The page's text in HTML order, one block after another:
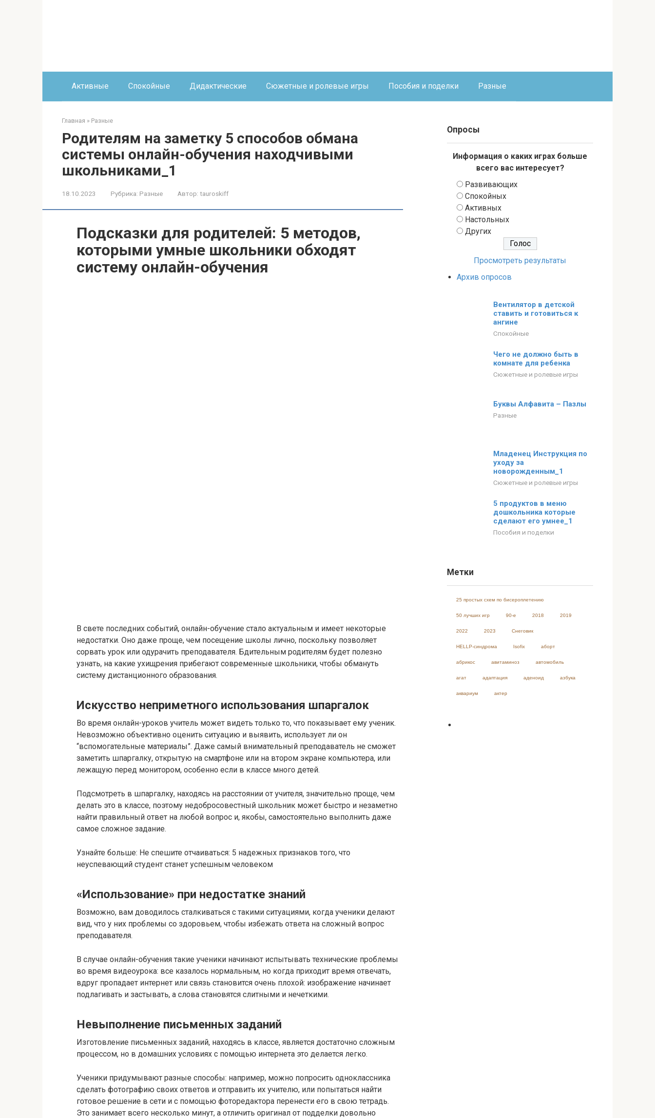
Активные Спокойные Дидактические Сюжетные и ролевые игры Пособия и поделки Разные
Главная » Разные
Родителям на заметку 5 способов обмана
системы онлайн-обучения находчивыми
школьниками_1
18.10.2023 Рубрика: Разные Автор: tauroskiff
Подсказки для родителей: 5 методов,
которыми умные школьники обходят
систему онлайн-обучения
В свете последних событий, онлайн-обучение стало актуальным и имеет некоторые
недостатки. Оно даже проще, чем посещение школы лично, поскольку позволяет
сорвать урок или одурачить преподавателя. Бдительным родителям будет полезно
узнать, на какие ухищрения прибегают современные школьники, чтобы обмануть
систему дистанционного образования.
Искусство неприметного использования шпаргалок
Во время онлайн-уроков учитель может видеть только то, что показывает ему ученик.
Невозможно объективно оценить ситуацию и выявить, использует ли он
“вспомогательные материалы”. Даже самый внимательный преподаватель не сможет
заметить шпаргалку, открытую на смартфоне или на втором экране компьютера, или
лежащую перед монитором, особенно если в классе много детей.
Подсмотреть в шпаргалку, находясь на расстоянии от учителя, значительно проще, чем
делать это в классе, поэтому недобросовестный школьник может быстро и незаметно
найти правильный ответ на любой вопрос и, якобы, самостоятельно выполнить даже
самое сложное задание.
Узнайте больше: Не спешите отчаиваться: 5 надежных признаков того, что
неуспевающий студент станет успешным человеком
«Использование» при недостатке знаний
Возможно, вам доводилось сталкиваться с такими ситуациями, когда ученики делают
вид, что у них проблемы со здоровьем, чтобы избежать ответа на сложный вопрос
преподавателя.
В случае онлайн-обучения такие ученики начинают испытывать технические проблемы
во время видеоурока: все казалось нормальным, но когда приходит время отвечать,
вдруг пропадает интернет или связь становится очень плохой: изображение начинает
подлагивать и застывать, а слова становятся слитными и нечеткими.
Невыполнение письменных заданий
Изготовление письменных заданий, находясь в классе, является достаточно сложным
процессом, но в домашних условиях с помощью интернета это делается легко.
Ученики придумывают разные способы: например, можно попросить одноклассника
сделать фотографию своих ответов и отправить их учителю, или попытаться найти
готовое решение в сети и с помощью фоторедактора перенести его в свою тетрадь.
Это занимает всего несколько минут, а отличить оригинал от подделки довольно
Опросы
Информация о каких играх больше
всего вас интересует?
Развивающих
Спокойных
Активных
Настольных
Других
Просмотреть результаты
Архив опросов
Вентилятор в детской
ставить и готовиться к
ангине
Спокойные
Чего не должно быть в
комнате для ребенка
Сюжетные и ролевые игры
Буквы Алфавита – Пазлы
Разные
Младенец Инструкция по
уходу за
новорожденным_1
Сюжетные и ролевые игры
5 продуктов в меню
дошкольника которые
сделают его умнее_1
Пособия и поделки
Метки
25 простых схем по бисероплетению
50 лучших игр 90-е 2018 2019
2022 2023 Cнеговик
HELLP-синдрома Isofix аборт
абрикос авитаминоз автомобиль
агат адаптация аденоид азбука
аквариум актер